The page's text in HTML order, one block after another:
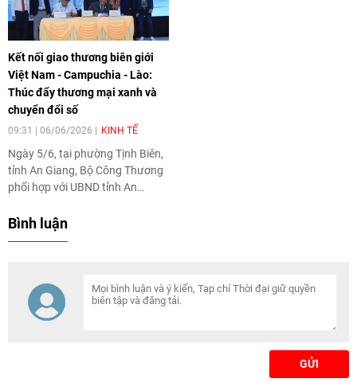
Kết nối giao thương biên giới
Việt Nam - Campuchia - Lào:
Thúc đẩy thương mại xanh và
chuyển đổi số
09:31 | 06/06/2026 KINH TẾ
Ngày 5/6, tại phường Tịnh Biên,
tỉnh An Giang, Bộ Công Thương
phối hợp với UBND tỉnh An
giao thương vùng biên giới Việt
Bình luận
GỬI